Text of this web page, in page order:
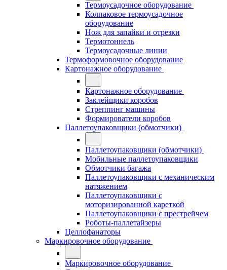
Термоусадочное оборудование
Колпаковое термоусадочное
оборудование
Нож для запайки и отрезки
Термотоннель
Термоусадочные линии
Термоформовочное оборудование
Картонажное оборудование
Картонажное оборудование
Заклейщики коробов
Стреппинг машины
Формирователи коробов
Паллетоупаковщики (обмотчики)
Паллетоупаковщики (обмотчики)
Мобильные паллетоупаковщики
Обмотчики багажа
Паллетоупаковщики с механическим
натяжением
Паллетоупаковщики с
моторизированной кареткой
Паллетоупаковщики с престрейчем
Роботы-паллетайзеры
Целлофанаторы
Маркировочное оборудование
Маркировочное оборудование